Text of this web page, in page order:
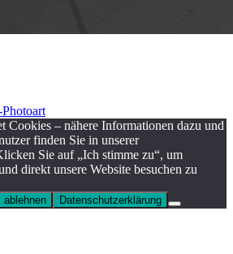
Cookies – nähere Informationen dazu und
finden Sie in unserer
Sie auf „Ich stimme zu“, um
direkt unsere Website besuchen zu
ablehnen Datenschutzerklärung